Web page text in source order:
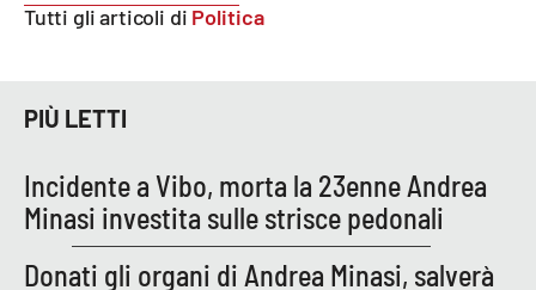
Apple
Tutti gli articoli di Politica
PIÙ LETTI
Incidente a Vibo, morta la 23enne Andrea
Minasi investita sulle strisce pedonali
Donati gli organi di Andrea Minasi, salverà